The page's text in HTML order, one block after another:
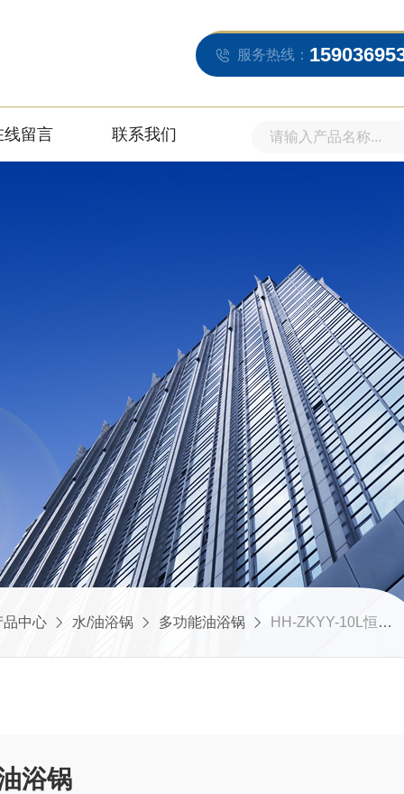
服务热线：
线留言 联系我们
品中心 水/油浴锅 多功能油浴锅 HH-ZKYY-10L恒温油浴锅
浴锅